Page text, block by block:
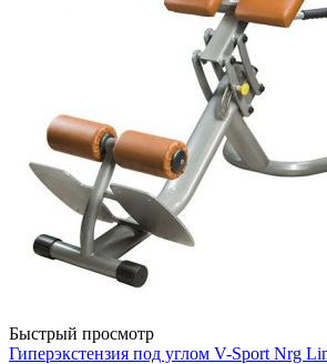
Быстрый просмотр
Гиперэкстензия под углом V-Sport Nrg